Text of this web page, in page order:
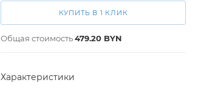
КУПИТЬ В 1 КЛИК
Общая стоимость479.20 BYN
Характеристики